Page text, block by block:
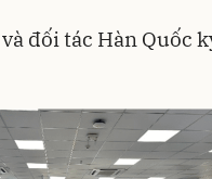
và đối tác Hàn Quốc